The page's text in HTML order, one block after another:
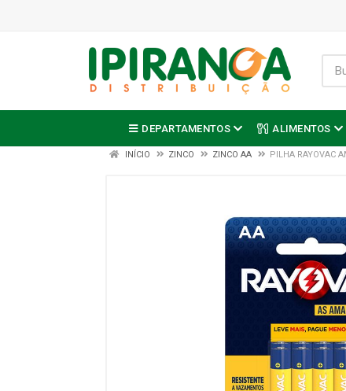
DEPARTAMENTOS ALIMENTOS
INÍCIO ZINCO ZINCO AA PILHA RAYOVAC